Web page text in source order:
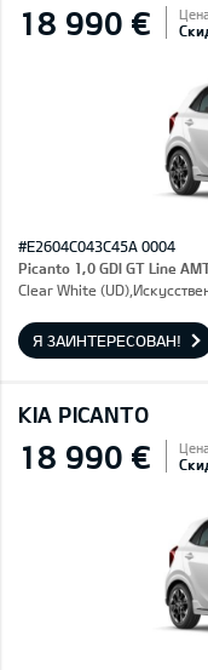
18 990 €
#E2604C043C45A 0004
Picanto 1,0 GDI GT Line
Clear White
Я ЗАИНТЕРЕСОВАН!
KIA PICANTO
18 990 €